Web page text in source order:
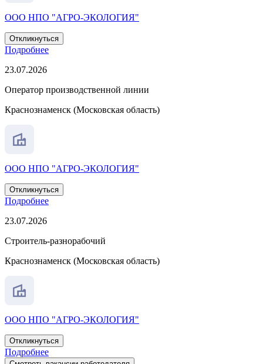
ООО НПО "АГРО-ЭКОЛОГИЯ"
Откликнуться
Подробнее
23.07.2026
Оператор производственной линии
Краснознаменск (Московская область)
ООО НПО "АГРО-ЭКОЛОГИЯ"
Откликнуться
Подробнее
23.07.2026
Строитель-разнорабочий
Краснознаменск (Московская область)
ООО НПО "АГРО-ЭКОЛОГИЯ"
Откликнуться
Подробнее